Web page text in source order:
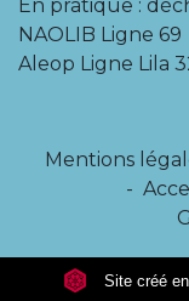
En pratique :
NAOLIB Ligne 69
Aleop Ligne Lila
Mentions
-
Site créé